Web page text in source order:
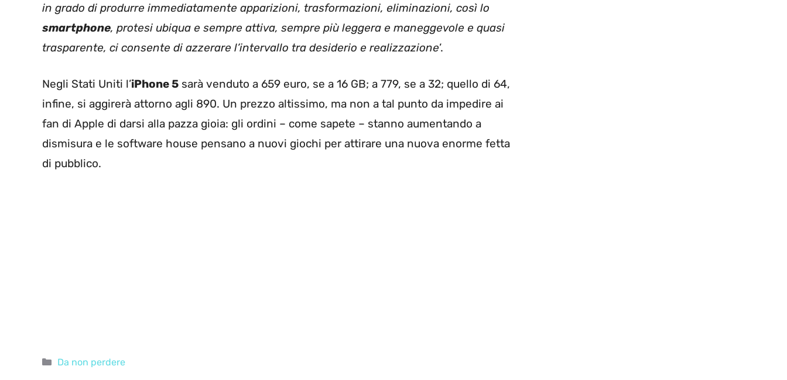
in grado di produrre immediatamente apparizioni, trasformazioni, eliminazioni, così lo
smartphone, protesi ubiqua e sempre attiva, sempre più leggera e maneggevole e quasi
trasparente, ci consente di azzerare l’intervallo tra desiderio e realizzazione’.
Negli Stati Uniti l’iPhone 5 sarà venduto a 659 euro, se a 16 GB; a 779, se a 32; quello di 64,
infine, si aggirerà attorno agli 890. Un prezzo altissimo, ma non a tal punto da impedire ai
fan di Apple di darsi alla pazza gioia: gli ordini – come sapete – stanno aumentando a
dismisura e le software house pensano a nuovi giochi per attirare una nuova enorme fetta
di pubblico.
Categorie
Da non perdere